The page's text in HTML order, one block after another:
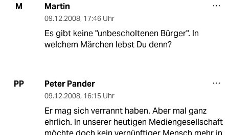
M Martin
09.12.2008, 17:46 Uhr
Es gibt keine "unbescholtenen Bürger". In
welchem Märchen lebst Du denn?
PP Peter Pander
09.12.2008, 16:15 Uhr
Er mag sich verrannt haben. Aber mal ganz
ehrlich. In unserer heutigen Mediengesellschaft